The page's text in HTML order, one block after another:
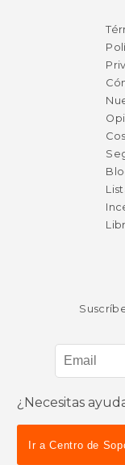
15%
¿Necesitas
Ir a Centro de